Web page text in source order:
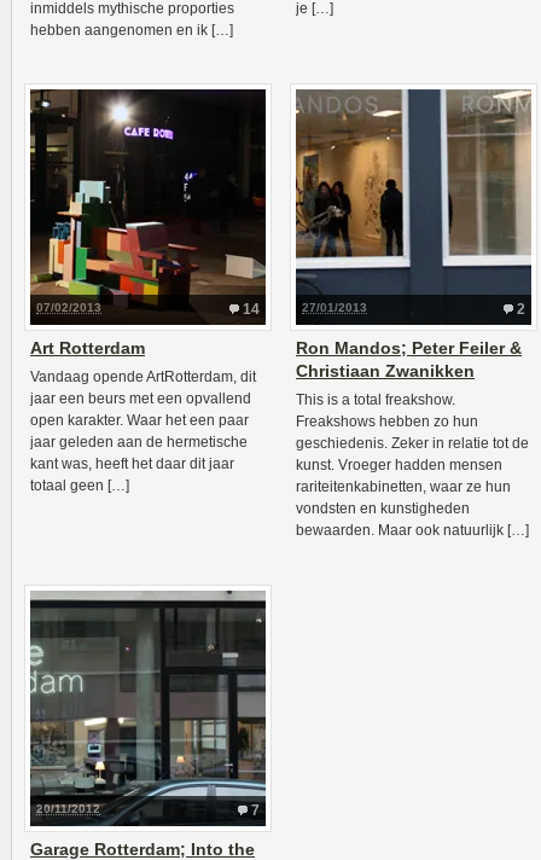
inmiddels mythische proporties
hebben aangenomen en ik […]
je […]
14
07/02/2013
Art Rotterdam
Vandaag opende ArtRotterdam, dit
jaar een beurs met een opvallend
open karakter. Waar het een paar
jaar geleden aan de hermetische
kant was, heeft het daar dit jaar
totaal geen […]
2
27/01/2013
Ron Mandos; Peter Feiler &
Christiaan Zwanikken
This is a total freakshow.
Freakshows hebben zo hun
geschiedenis. Zeker in relatie tot de
kunst. Vroeger hadden mensen
rariteitenkabinetten, waar ze hun
vondsten en kunstigheden
bewaarden. Maar ook natuurlijk […]
7
20/11/2012
Garage Rotterdam; Into the